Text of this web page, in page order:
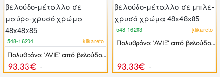
-44%
548-16204 klikareto
Πολυθρόνα "AVIE" από βελούδο-μέταλλο σε μαύρο-χρυσό χρώμα 48x48x85
93.33€
-44%
548-16203 klikareto
Πολυθρόνα "AVIE" από βελούδο-μέταλλο σε μπλε-χρυσό χρώμα 48x48x85
93.33€